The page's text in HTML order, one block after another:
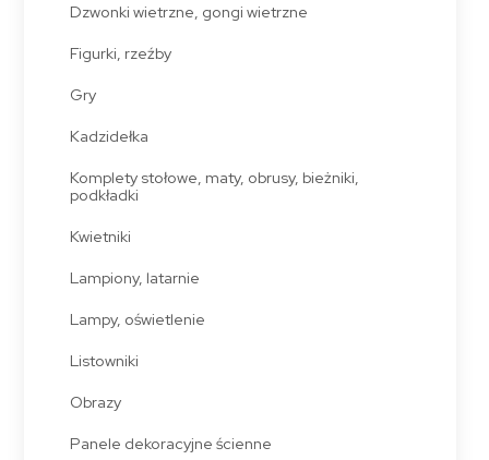
Dzwonki wietrzne, gongi wietrzne
Figurki, rzeźby
Gry
Kadzidełka
Komplety stołowe, maty, obrusy, bieżniki,
podkładki
Kwietniki
Lampiony, latarnie
Lampy, oświetlenie
Listowniki
Obrazy
Panele dekoracyjne ścienne